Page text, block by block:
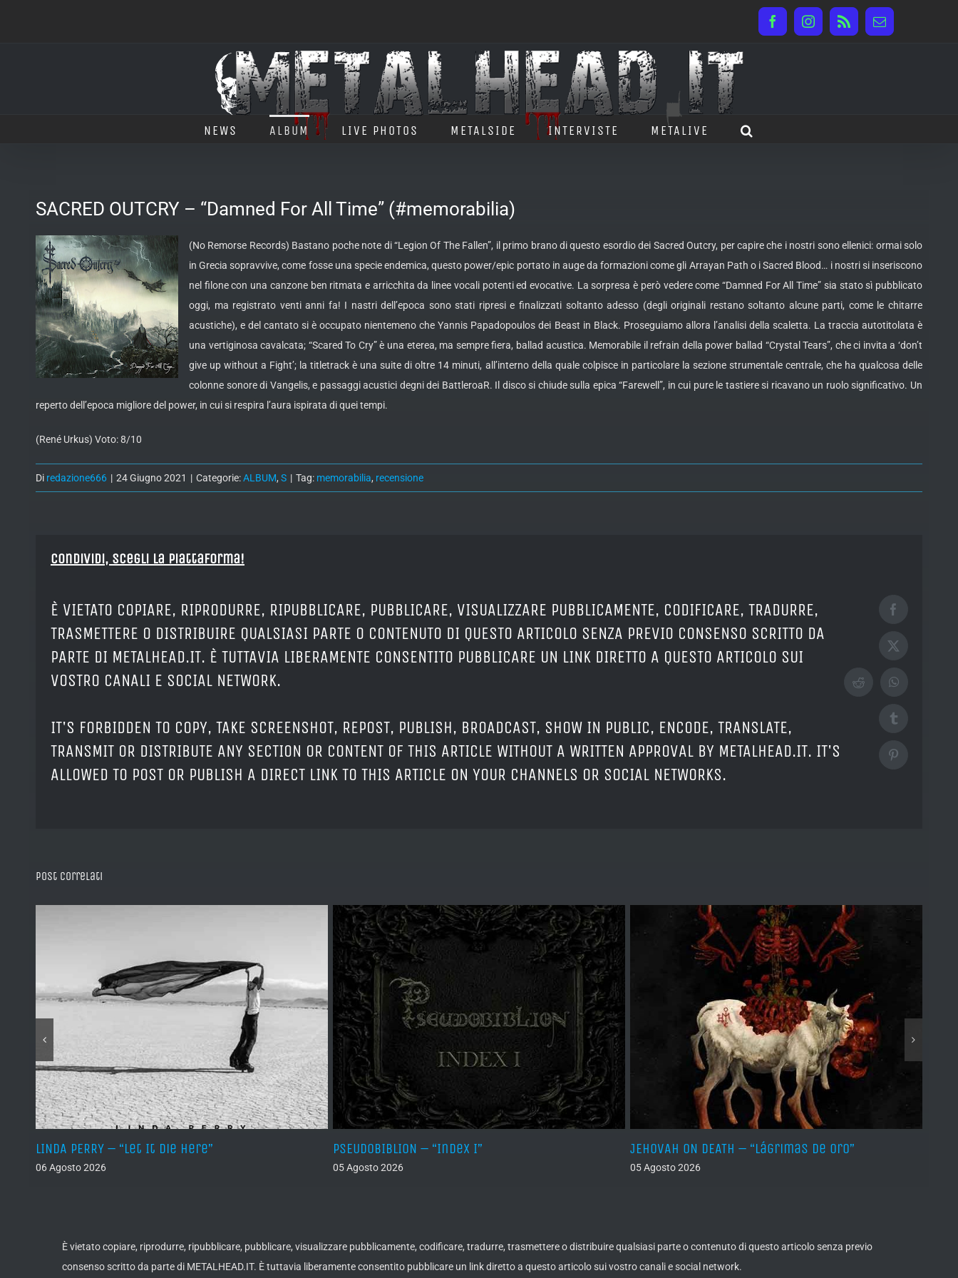
FacebookInstagram
Rss Email
NEWS ALBUM LIVE PHOTOS METALSIDE INTERVISTE METALIVE
SACRED OUTCRY – “Damned For All Time” (#memorabilia)
(No Remorse Records) Bastano poche note di “Legion Of The Fallen”, il primo brano di questo esordio dei Sacred Outcry, per capire che i nostri sono ellenici: ormai solo
in Grecia sopravvive, come fosse una specie endemica, questo power/epic portato in auge da formazioni come gli Arrayan Path o i Sacred Blood… i nostri si inseriscono
nel filone con una canzone ben ritmata e arricchita da linee vocali potenti ed evocative. La sorpresa è però vedere come “Damned For All Time” sia stato sì pubblicato
oggi, ma registrato venti anni fa! I nastri dell’epoca sono stati ripresi e finalizzati soltanto adesso (degli originali restano soltanto alcune parti, come le chitarre
acustiche), e del cantato si è occupato nientemeno che Yannis Papadopoulos dei Beast in Black. Proseguiamo allora l’analisi della scaletta. La traccia autotitolata è
una vertiginosa cavalcata; “Scared To Cry” è una eterea, ma sempre fiera, ballad acustica. Memorabile il refrain della power ballad “Crystal Tears”, che ci invita a ‘don’t
give up without a Fight’; la titletrack è una suite di oltre 14 minuti, all’interno della quale colpisce in particolare la sezione strumentale centrale, che ha qualcosa delle
colonne sonore di Vangelis, e passaggi acustici degni dei BattleroaR. Il disco si chiude sulla epica “Farewell”, in cui pure le tastiere si ricavano un ruolo significativo. Un
reperto dell’epoca migliore del power, in cui si respira l’aura ispirata di quei tempi.
(René Urkus) Voto: 8/10
Di redazione666 | 24 Giugno 2021 | Categorie:ALBUM, S | Tag: memorabilia, recensione
Condividi, Scegli la piattaforma!
È VIETATO COPIARE, RIPRODURRE, RIPUBBLICARE, PUBBLICARE, VISUALIZZARE PUBBLICAMENTE, CODIFICARE, TRADURRE,
TRASMETTERE O DISTRIBUIRE QUALSIASI PARTE O CONTENUTO DI QUESTO ARTICOLO SENZA PREVIO CONSENSO SCRITTO DA
PARTE DI METALHEAD.IT. È TUTTAVIA LIBERAMENTE CONSENTITO PUBBLICARE UN LINK DIRETTO A QUESTO ARTICOLO SUI
VOSTRO CANALI E SOCIAL NETWORK.
IT'S FORBIDDEN TO COPY, TAKE SCREENSHOT, REPOST, PUBLISH, BROADCAST, SHOW IN PUBLIC, ENCODE, TRANSLATE,
TRANSMIT OR DISTRIBUTE ANY SECTION OR CONTENT OF THIS ARTICLE WITHOUT A WRITTEN APPROVAL BY METALHEAD.IT. IT'S
ALLOWED TO POST OR PUBLISH A DIRECT LINK TO THIS ARTICLE ON YOUR CHANNELS OR SOCIAL NETWORKS.
Facebook
X
RedditWhatsApp
Tumblr
Pinterest
Post correlati
LINDA PERRY – “Let It Die Here”
06 Agosto 2026
PSEUDOBIBLION – “Index I”
05 Agosto 2026
JEHOVAH ON DEATH – “Lágrimas de Oro”
05 Agosto 2026
È vietato copiare, riprodurre, ripubblicare, pubblicare, visualizzare pubblicamente, codificare, tradurre, trasmettere o distribuire qualsiasi parte o contenuto di questo articolo senza previo
consenso scritto da parte di METALHEAD.IT. È tuttavia liberamente consentito pubblicare un link diretto a questo articolo sui vostro canali e social network.